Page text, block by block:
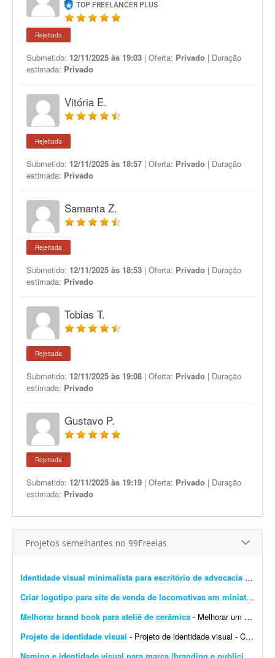
TOP FREELANCER PLUS
Rejeitada
Submetido: 12/11/2025 às 19:03 | Oferta: Privado | Duração
estimada: Privado
Vitória E.
Rejeitada
Submetido: 12/11/2025 às 18:57 | Oferta: Privado | Duração
estimada: Privado
Samanta Z.
Rejeitada
Submetido: 12/11/2025 às 18:53 | Oferta: Privado | Duração
estimada: Privado
Tobias T.
Rejeitada
Submetido: 12/11/2025 às 19:08 | Oferta: Privado | Duração
estimada: Privado
Gustavo P.
Rejeitada
Submetido: 12/11/2025 às 19:19 | Oferta: Privado | Duração
estimada: Privado
Projetos semelhantes no 99Freelas
Identidade visual minimalista para escritório de advocacia imobiliária
Criar logotipo para site de venda de locomotivas em miniatura
Melhorar brand book para ateliê de cerâmica - Melhorar um brand book existente para um ateliê de cerâmica, além de toda a parte de papelaria; por exemplo: - Essência da marca - Propósito - Missão - Vis&a...
Projeto de identidade visual - Projeto de identidade visual - CJ Gonçalves 1. Sobre o projeto Estamos desenvolvendo a nova identidade visual da CJ Gonçalves, uma empresa do segmento imobiliário que atua co...